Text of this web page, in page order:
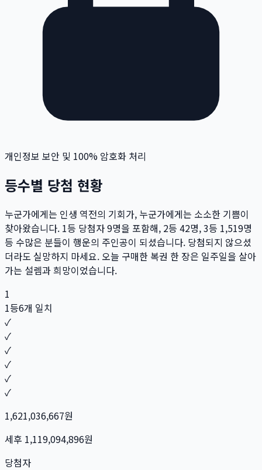
개인정보 보안 및 100% 암호화 처리
등수별 당첨 현황
누군가에게는 인생 역전의 기회가, 누군가에게는 소소한 기쁨이
찾아왔습니다. 1등 당첨자9명을 포함해, 2등 42명, 3등 1,519명
등 수많은 분들이 행운의 주인공이 되셨습니다. 당첨되지 않으셨
더라도 실망하지 마세요. 오늘 구매한 복권 한 장은 일주일을 살아
가는 설렘과 희망이었습니다.
1
1등6개 일치
✓
✓
✓
✓
✓
✓
1,621,036,667원
세후 1,119,094,896원
당첨자